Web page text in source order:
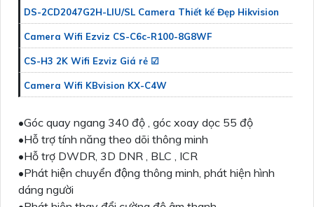
DS-2CD2047G2H-LIU/SL Camera Thiết kế Đẹp Hikvision
Camera Wifi Ezviz CS-C6c-R100-8G8WF
CS-H3 2K Wifi Ezviz Giá rẻ ☑
Camera Wifi KBvision KX-C4W
•Góc quay ngang 340 độ , góc xoay dọc 55 độ
•Hỗ trợ tính năng theo dõi thông minh
•Hỗ trợ DWDR, 3D DNR , BLC , ICR
•Phát hiện chuyển động thông minh, phát hiện hình
dáng người